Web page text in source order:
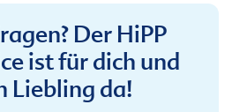
Der HiPP
ist für dich und
Liebling da!